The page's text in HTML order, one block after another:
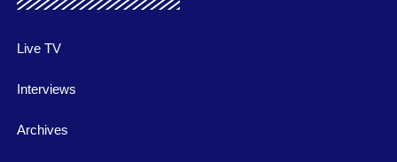
Live TV
Interviews
Archives